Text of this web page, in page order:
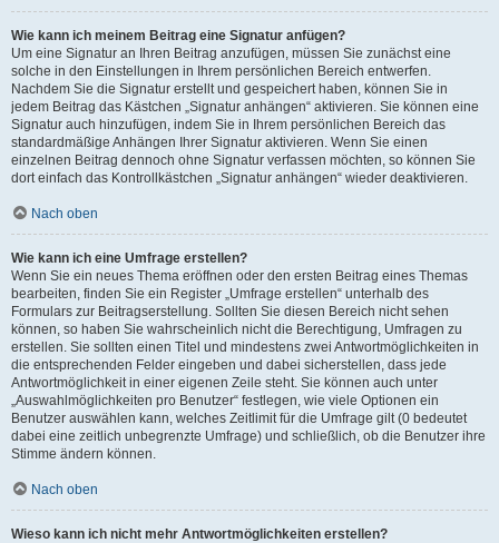
Wie kann ich meinem Beitrag eine Signatur anfügen?
Um eine Signatur an Ihren Beitrag anzufügen, müssen Sie zunächst eine
solche in den Einstellungen in Ihrem persönlichen Bereich entwerfen.
Nachdem Sie die Signatur erstellt und gespeichert haben, können Sie in
jedem Beitrag das Kästchen „Signatur anhängen“ aktivieren. Sie können eine
Signatur auch hinzufügen, indem Sie in Ihrem persönlichen Bereich das
standardmäßige Anhängen Ihrer Signatur aktivieren. Wenn Sie einen
einzelnen Beitrag dennoch ohne Signatur verfassen möchten, so können Sie
dort einfach das Kontrollkästchen „Signatur anhängen“ wieder deaktivieren.
Nach oben
Wie kann ich eine Umfrage erstellen?
Wenn Sie ein neues Thema eröffnen oder den ersten Beitrag eines Themas
bearbeiten, finden Sie ein Register „Umfrage erstellen“ unterhalb des
Formulars zur Beitragserstellung. Sollten Sie diesen Bereich nicht sehen
können, so haben Sie wahrscheinlich nicht die Berechtigung, Umfragen zu
erstellen. Sie sollten einen Titel und mindestens zwei Antwortmöglichkeiten in
die entsprechenden Felder eingeben und dabei sicherstellen, dass jede
Antwortmöglichkeit in einer eigenen Zeile steht. Sie können auch unter
„Auswahlmöglichkeiten pro Benutzer“ festlegen, wie viele Optionen ein
Benutzer auswählen kann, welches Zeitlimit für die Umfrage gilt (0 bedeutet
dabei eine zeitlich unbegrenzte Umfrage) und schließlich, ob die Benutzer ihre
Stimme ändern können.
Nach oben
Wieso kann ich nicht mehr Antwortmöglichkeiten erstellen?